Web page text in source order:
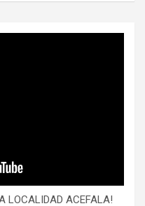
LOCALIDAD ACEFALA!